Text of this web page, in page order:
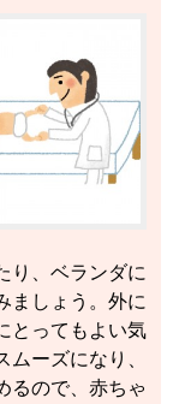
り、ベランダに
ましょう。外に
とってもよい気
ーズになり、
るので、赤ちゃ